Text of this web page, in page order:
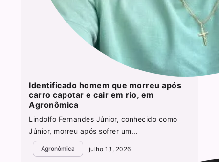
Identificado homem que morreu após
carro capotar e cair em rio, em
Agronômica
Lindolfo Fernandes Júnior, conhecido como
Júnior, morreu após sofrer um...
Agronômica julho 13, 2026